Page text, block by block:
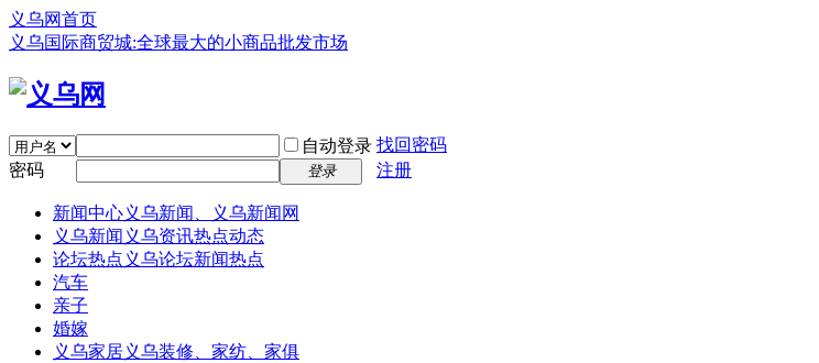
义乌网首页
义乌国际商贸城:全球最大的小商品批发市场
自动登录 找回密码
密码
登录 注册
新闻中心义乌新闻、义乌新闻网
义乌新闻 义乌资讯热点动态
论坛热点 义乌论坛新闻热点
汽车
亲子
婚嫁
义乌家居义乌装修、家纺、家俱